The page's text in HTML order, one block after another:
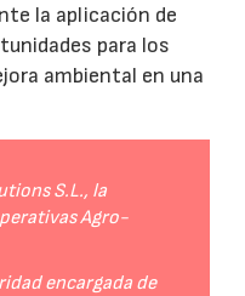
la aplicación de
para los
ambiental en una
S.L., la
Agro-
encargada de